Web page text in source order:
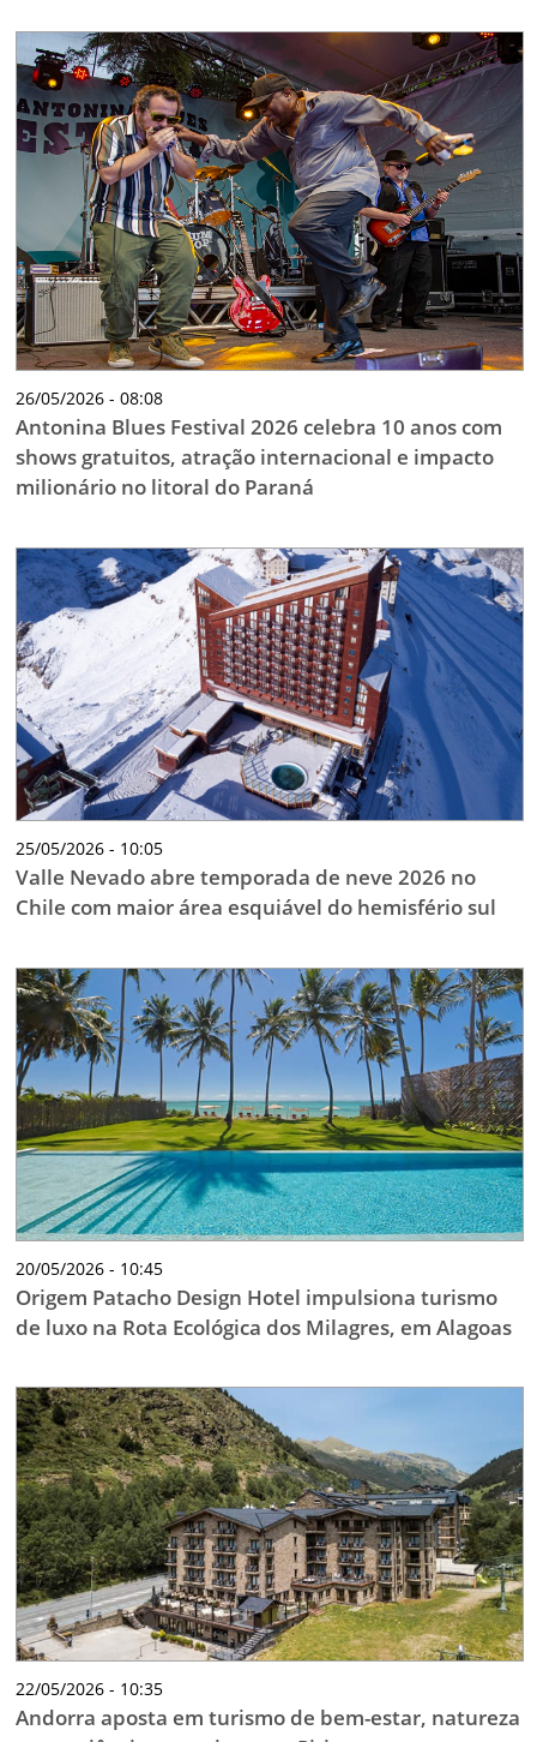
26/05/2026 - 08:08
Antonina Blues Festival 2026 celebra 10 anos com
shows gratuitos, atração internacional e impacto
milionário no litoral do Paraná
25/05/2026 - 10:05
Valle Nevado abre temporada de neve 2026 no
Chile com maior área esquiável do hemisfério sul
20/05/2026 - 10:45
Origem Patacho Design Hotel impulsiona turismo
de luxo na Rota Ecológica dos Milagres, em Alagoas
22/05/2026 - 10:35
Andorra aposta em turismo de bem-estar, natureza